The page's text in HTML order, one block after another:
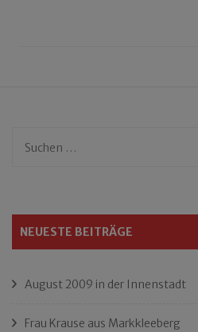
Suchen
NEUESTE BEITRÄGE
August 2009 in der Innenstadt
Frau Krause aus Markkleeberg